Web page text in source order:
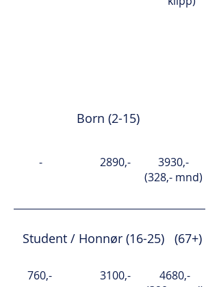
Born (2-15)
- 2890,-
3930,-
(328,- mnd)
Student / Honnør (16-25) (67+)
760,- 3100,-
4680,-